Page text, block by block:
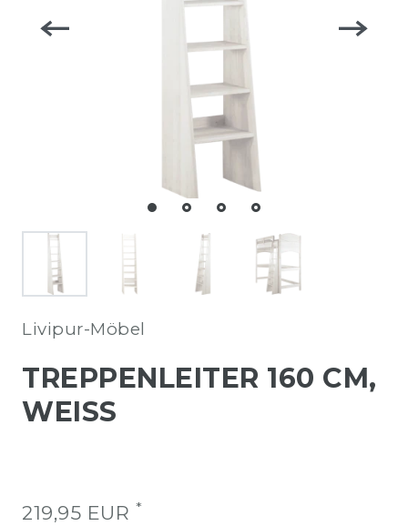
Livipur-Möbel
TREPPENLEITER 160 CM,
WEISS
219,95 EUR *